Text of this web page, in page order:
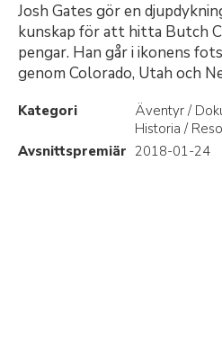
Josh Gates gör en
kunskap för att hitta Butch
pengar. Han går i ikonens
genom Colorado, Utah och
Kategori
Äventyr /
Historia /
Avsnittspremiär 2018-01-24